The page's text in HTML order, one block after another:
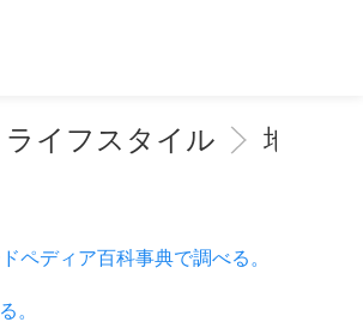
ライフスタイル 地域情
ペディア百科事典で調べる。
。